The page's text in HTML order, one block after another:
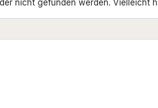
nicht gefunden werden. Vielleicht